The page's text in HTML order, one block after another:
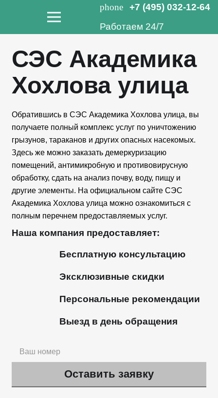
phone
+7 (495) 032-12-64
Работаем 24/7
СЭС Академика
Хохлова улица
Обратившись в СЭС Академика Хохлова улица, вы
получаете полный комплекс услуг по уничтожению
грызунов, тараканов и других опасных насекомых.
Здесь же можно заказать демеркуризацию
помещений, антимикробную и противовирусную
обработку, сдать на анализ почву, воду, пищу и
другие элементы. На официальном сайте СЭС
Академика Хохлова улица можно ознакомиться с
полным перечнем предоставляемых услуг.
Наша компания предоставляет:
Бесплатную консультацию
Эксклюзивные скидки
Персональные рекомендации
Выезд в день обращения